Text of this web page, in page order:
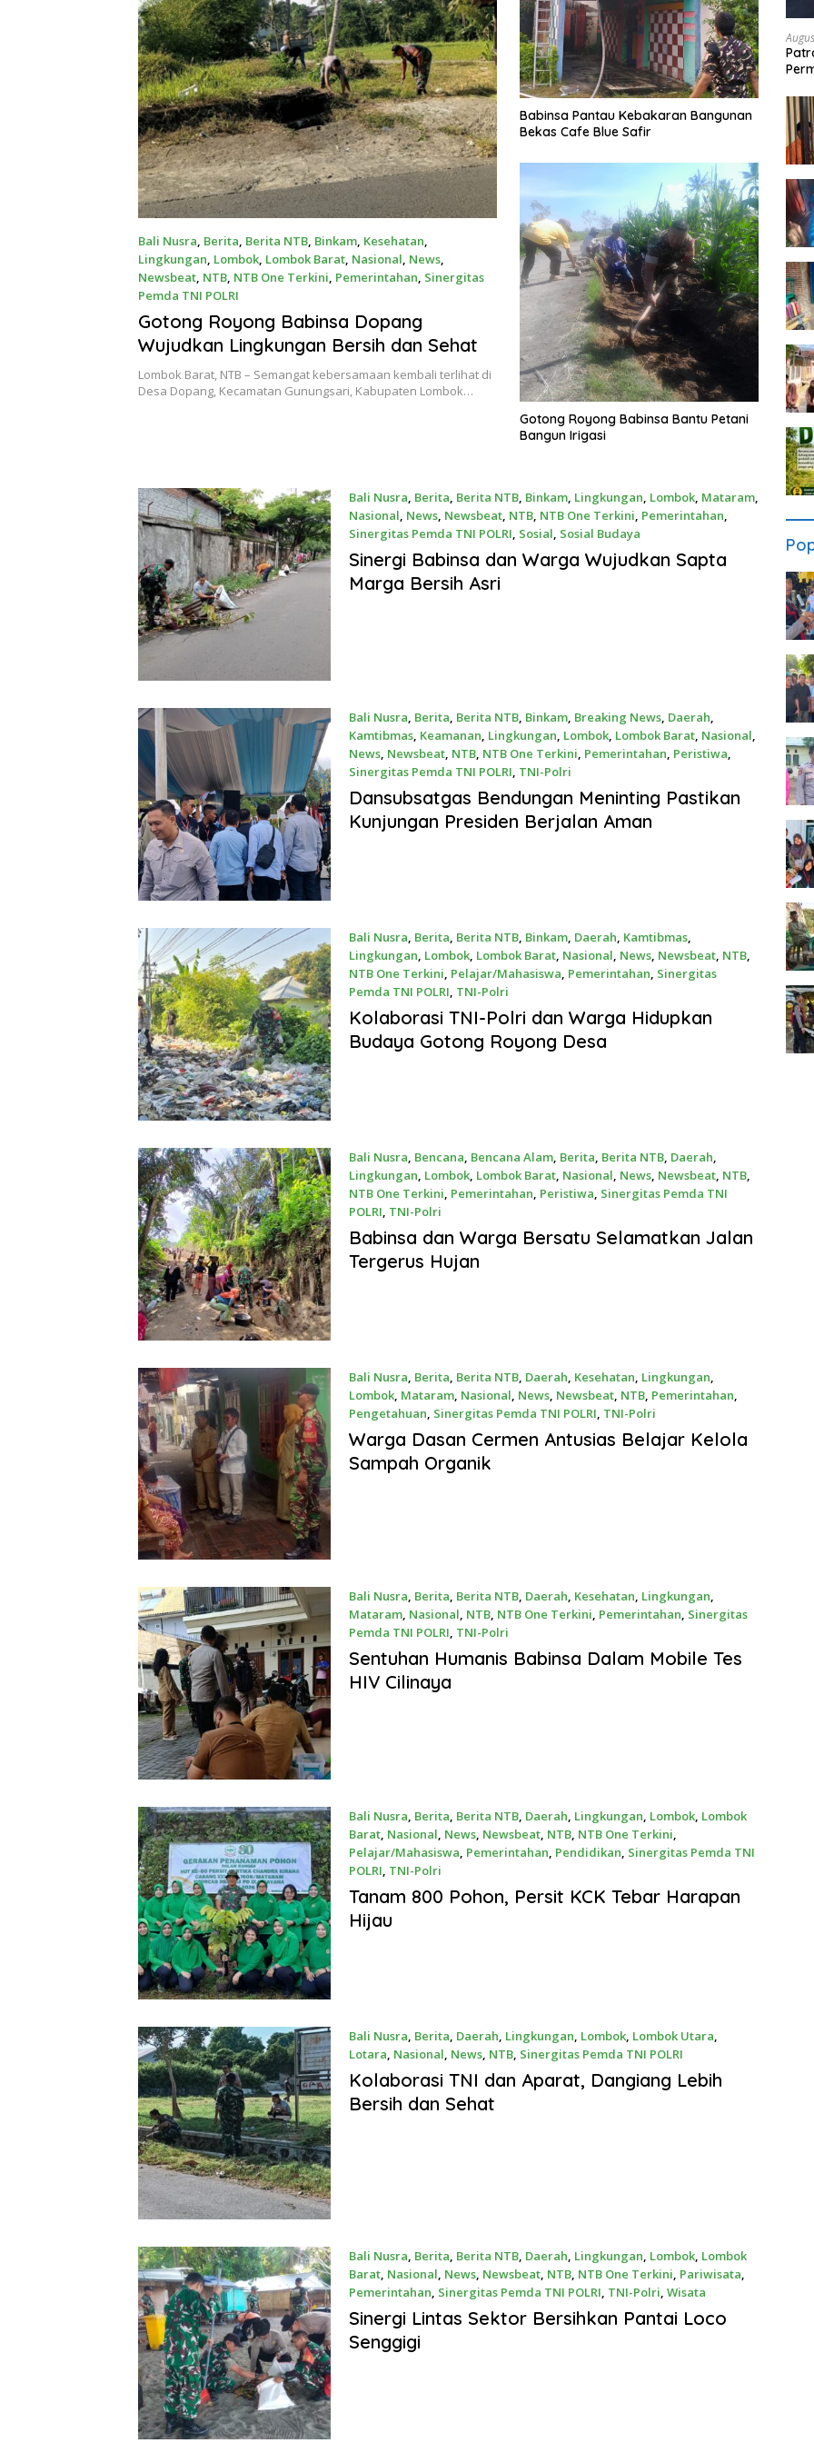
Bali Nusra Berita Berita NTB Binkam Kesehatan
Lingkungan Lombok Lombok Barat Nasional News
Newsbeat NTB NTB One Terkini Pemerintahan Sinergitas
Pemda TNI POLRI
July 30, 2026
Gotong Royong Babinsa Dopang
Wujudkan Lingkungan Bersih dan Sehat
Lombok Barat, NTB – Semangat kebersamaan kembali terlihat di
Desa Dopang, Kecamatan Gunungsari, Kabupaten Lombok…
Babinsa Pantau Kebakaran Bangunan
Bekas Cafe Blue Safir
Gotong Royong Babinsa Bantu Petani
Bangun Irigasi
Bali Nusra, Berita, Berita NTB, Binkam, Lingkungan, Lombok, Mataram,
Nasional, News, Newsbeat, NTB, NTB One Terkini, Pemerintahan,
Sinergitas Pemda TNI POLRI, Sosial, Sosial Budaya
July 17, 2026
Sinergi Babinsa dan Warga Wujudkan Sapta
Marga Bersih Asri
Bali Nusra, Berita, Berita NTB, Binkam, Breaking News, Daerah,
Kamtibmas, Keamanan, Lingkungan, Lombok, Lombok Barat, Nasional,
News, Newsbeat, NTB, NTB One Terkini, Pemerintahan, Peristiwa,
Sinergitas Pemda TNI POLRI, TNI-Polri
July 11, 2026
Dansubsatgas Bendungan Meninting Pastikan
Kunjungan Presiden Berjalan Aman
Bali Nusra, Berita, Berita NTB, Binkam, Daerah, Kamtibmas,
Lingkungan, Lombok, Lombok Barat, Nasional, News, Newsbeat, NTB,
NTB One Terkini, Pelajar/Mahasiswa, Pemerintahan, Sinergitas
Pemda TNI POLRI, TNI-Polri
July 4, 2026
Kolaborasi TNI-Polri dan Warga Hidupkan
Budaya Gotong Royong Desa
Bali Nusra, Bencana, Bencana Alam, Berita, Berita NTB, Daerah,
Lingkungan, Lombok, Lombok Barat, Nasional, News, Newsbeat, NTB,
NTB One Terkini, Pemerintahan, Peristiwa, Sinergitas Pemda TNI
POLRI, TNI-Polri
June 15, 2026
Babinsa dan Warga Bersatu Selamatkan Jalan
Tergerus Hujan
Bali Nusra Berita Berita NTB, Daerah Kesehatan Lingkungan
Lombok, Mataram, Nasional News, Newsbeat, NTB, Pemerintahan
Pengetahuan Sinergitas Pemda TNI POLRI TNI-Polri
May 20, 2026
Warga Dasan Cermen Antusias Belajar Kelola
Sampah Organik
Bali Nusra, Berita, Berita NTB, Daerah, Kesehatan, Lingkungan,
Mataram, Nasional, NTB, NTB One Terkini, Pemerintahan, Sinergitas
Pemda TNI POLRI, TNI-Polri
May 8, 2026
Sentuhan Humanis Babinsa Dalam Mobile Tes
HIV Cilinaya
Bali Nusra, Berita, Berita NTB, Daerah, Lingkungan, Lombok, Lombok
Barat, Nasional, News, Newsbeat, NTB, NTB One Terkini,
Pelajar/Mahasiswa, Pemerintahan, Pendidikan, Sinergitas Pemda TNI
POLRI, TNI-Polri
April 25, 2026
Tanam 800 Pohon, Persit KCK Tebar Harapan
Hijau
Bali Nusra, Berita, Daerah, Lingkungan, Lombok, Lombok Utara,
Lotara, Nasional, News, NTB, Sinergitas Pemda TNI POLRI
April 24, 2026
Kolaborasi TNI dan Aparat, Dangiang Lebih
Bersih dan Sehat
Bali Nusra, Berita, Berita NTB, Daerah, Lingkungan, Lombok, Lombok
Barat, Nasional, News, Newsbeat, NTB, NTB One Terkini, Pariwisata,
Pemerintahan, Sinergitas Pemda TNI POLRI, TNI-Polri, Wisata
April 24, 2026
Sinergi Lintas Sektor Bersihkan Pantai Loco
Senggigi